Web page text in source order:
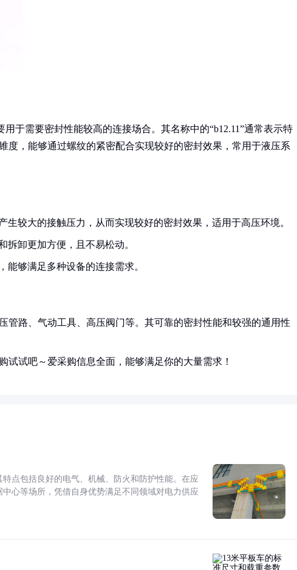
于需要密封性能较高的连接场合。其名称中的“b12.11”通常表示特
度，能够通过螺纹的紧密配合实现较好的密封效果，常用于液压系
生较大的接触压力，从而实现较好的密封效果，适用于高压环境。
拆卸更加方便，且不易松动。
能够满足多种设备的连接需求。
管路、气动工具、高压阀门等。其可靠的密封性能和较强的通用性
试吧～爱采购信息全面，能够满足你的大量需求！
点包括良好的电气、机械、防火和防护性能。在应
心等场所，凭借自身优势满足不同领域对电力供应